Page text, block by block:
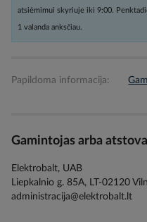
atsiėmimui skyriuje iki 9:00.
1 valanda anksčiau.
Papildoma informacija:
Gamintojas arba
Elektrobalt, UAB
Liepkalnio g. 85A, LT-02120
administracija@elektrobalt.lt